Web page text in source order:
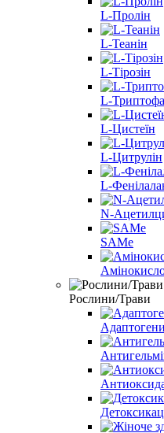
L-Пролін
L-Теанін
L-Тірозін
L-
L-Цистеїн
L-Цитрулін
L-
N-
SAMe
Рослини/Трави
Адаптогени